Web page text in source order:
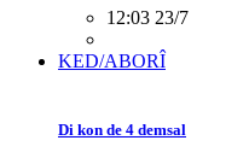
12:03 23/7
KED/ABORÎ
Di kon de 4 demsal